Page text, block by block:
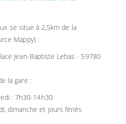
se situe à 2,5km de la
Mappy) :
Jean-Baptiste Lebas - 59780
la gare :
: 7h30-14h30
dimanche et jours fériés